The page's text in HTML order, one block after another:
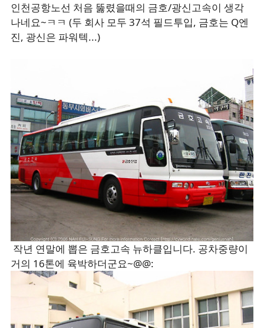
인천공항노선 처음 뚫렸을때의 금호/광신고속이 생각
나네요~ㅋㅋ (두 회사 모두 37석 필드투입, 금호는 Q엔
진, 광신은 파워텍...)
작년 연말에 뽑은 금호고속 뉴하클입니다. 공차중량이
거의 16톤에 육박하더군요~@@: